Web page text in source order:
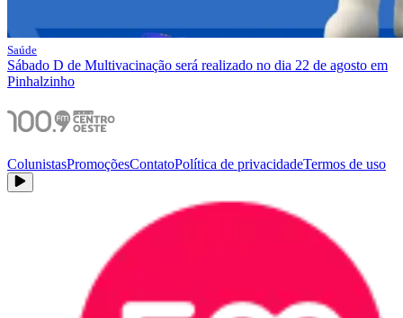
Saúde
Sábado D de Multivacinação será realizado no dia 22 de agosto em
Pinhalzinho
ColunistasPromoçõesContatoPolítica de privacidadeTermos de uso